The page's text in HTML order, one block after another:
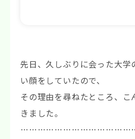
先日、久しぶりに会った大学
い顔をしていたので、
その理由を尋ねたところ、こ
きました。